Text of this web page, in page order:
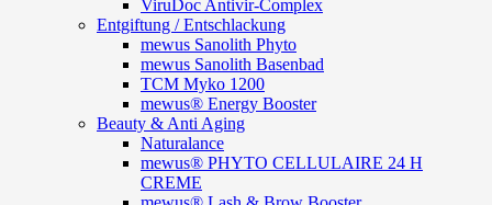
ViruDoc Antivir-Complex
Entgiftung / Entschlackung
mewus Sanolith Phyto
mewus Sanolith Basenbad
TCM Myko 1200
mewus® Energy Booster
Beauty & Anti Aging
Naturalance
mewus® PHYTO CELLULAIRE 24 H
CREME